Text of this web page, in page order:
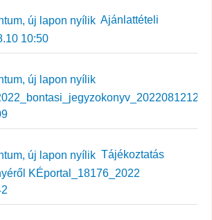
Ajánlattételi
10:50
Tájékoztatás
KÉportal_18176_2022